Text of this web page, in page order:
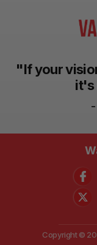
"If your
it's
Copyright ©